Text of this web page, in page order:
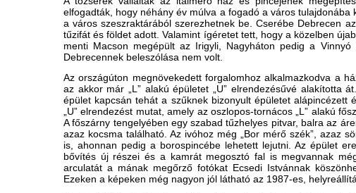
elfogadták, hogy néhány év múlva a fogadó a város
a város szeszraktárából szerezhetnek be. Cserébe Debrecen
tűzifát és földet adott. Valamint ígéretet tett, hogy a közelben
menti Macson megépült az Irigyli, Nagyháton pedig a
Debrecennek beleszólása nem volt.
Az országúton megnövekedett forgalomhoz alkalmazkodva a
az akkor már „L” alakú épületet „U” elrendezésűvé alakította
épület kapcsán tehát a szűknek bizonyult épületet alápincézett
„U” elrendezést mutat, amely az oszlopos-tornácos „L” alakú
A főszárny tengelyében egy szabad tűzhelyes pitvar, balra az
azaz kocsma található. Az ivóhoz még „Bor mérő szék”, azaz
is, ahonnan pedig a borospincébe lehetett lejutni. Az épület
bővítés új részei és a kamrát megosztó fal is megvannak
arculatát a mának megőrző fotókat Ecsedi Istvánnak
Ezeken a képeken még nagyon jól látható az 1987-es,